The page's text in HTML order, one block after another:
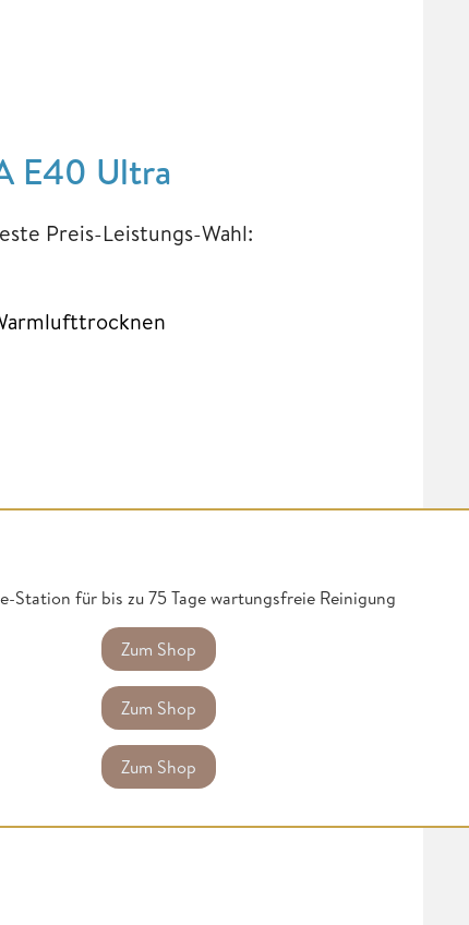
E40 Ultra
Preis-Leistungs-Wahl:
für bis zu 75 Tage wartungsfreie Reinigung
Zum Shop
Zum Shop
Zum Shop